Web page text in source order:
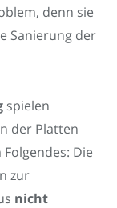
denn sie
Sanierung der
spielen
der Platten
Die
zur
nicht